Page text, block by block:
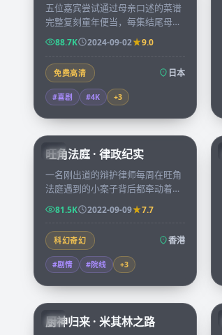
五位嘉宾尝试通过母亲口述的菜谱
完整复刻童年便当，每集结尾母亲
会蒙眼试吃，给出最严苛却最温柔
的打分。
88.7K 2024-09-02 9.0
免费高清 日本
#喜剧 #4K +3
HK
45:15
旺角法庭 · 律政纪实
一名刚出道的辩护律师每周在旺角
法庭遇到的小案子背后都牵动着一
条社会议题，三十集案件累积成一
份属于香港当代的法律观察。
81.5K 2022-09-09 7.7
科幻奇幻 香港
#剧情 #院线 +3
KR
58:31
厨神归来 · 米其林之路